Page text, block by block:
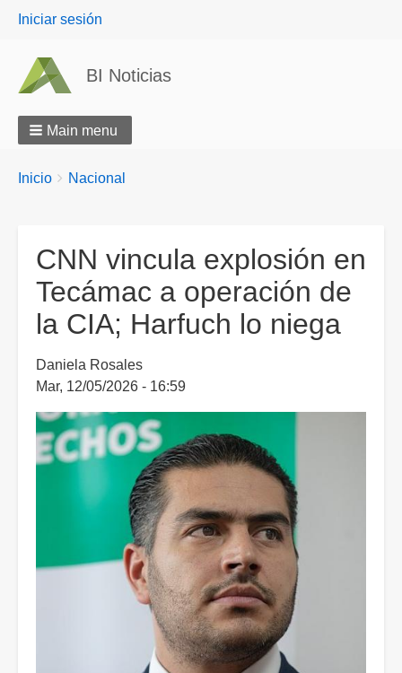
User
Iniciar sesión
BI Noticias
Main menu
Breadcrumbs
You
Inicio Nacional
CNN vincula explosión en
Tecámac a operación de
la CIA; Harfuch lo niega
Daniela Rosales
Mar, 12/05/2026 - 16:59